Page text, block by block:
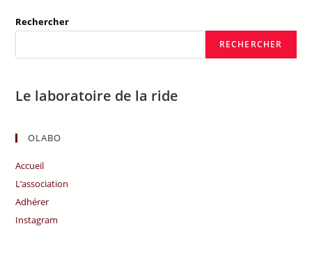
Rechercher
RECHERCHER
Le laboratoire de la ride
OLABO
Accueil
L’association
Adhérer
Instagram